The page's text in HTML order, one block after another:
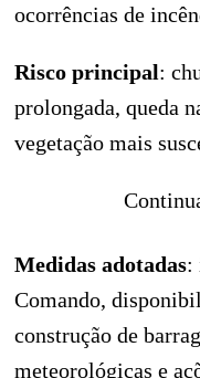
ocorrências de
Risco principal:
prolongada, queda
vegetação mais
Medidas adotadas:
Comando,
construção de
meteorológicas e